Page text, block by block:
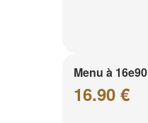
Menu à 16e90
16.90 €